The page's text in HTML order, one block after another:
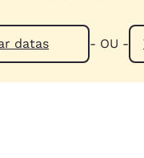
datas - OU -